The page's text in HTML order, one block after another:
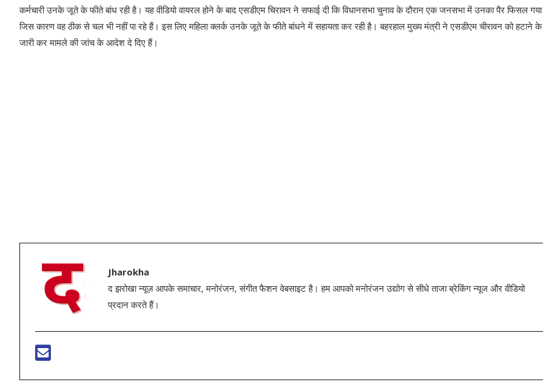
कर्मचारी उनके जूते के फीते बांध रही है। यह वीडियो वायरल होने के बाद एसडीएम चिरावन ने सफाई दी कि विधानसभा चुनाव के दौरान एक जनसभा में उनका पैर फिसल गया
जिस कारण वह ठीक से चल भी नहीं पा रहे हैं। इस लिए महिला क्लर्क उनके जूते के फीते बांधने में सहायता कर रही है। बहरहाल मुख्य मंत्री ने एसडीएम चीरावन को हटाने के
जारी कर मामले की जांच के आदेश दे दिए हैं।
Jharokha
द झरोखा न्यूज़ आपके समाचार, मनोरंजन, संगीत फैशन वेबसाइट है। हम आपको मनोरंजन उद्योग से सीधे ताजा ब्रेकिंग न्यूज और वीडियो
प्रदान करते हैं।